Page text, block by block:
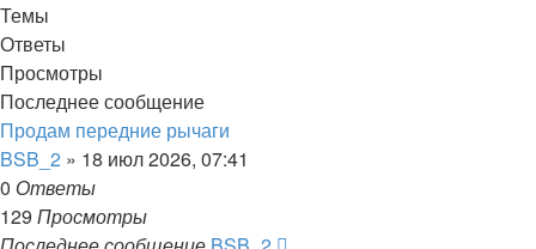
Темы
Ответы
Просмотры
Последнее сообщение
Продам передние рычаги
BSB_2 » 18 июл 2026, 07:41
0 Ответы
129 Просмотры